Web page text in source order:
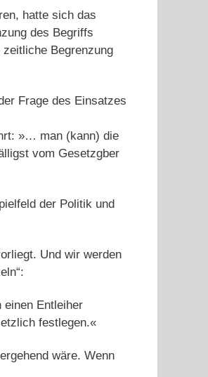
hatte sich das
des Begriffs
zeitliche Begrenzung
Frage des Einsatzes
»… man (kann) die
vom Gesetzgber
der Politik und
Und wir werden
einen Entleiher
festlegen.«
wäre. Wenn